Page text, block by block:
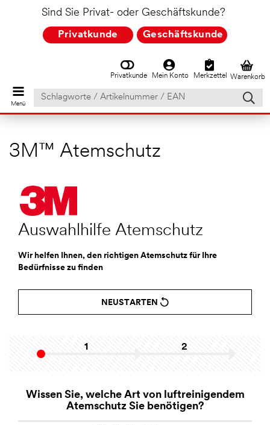
Privatkunde Mein Konto Merkzettel Warenkorb
Schlagworte
/
EAN
Sind Sie Privat- oder Geschäftskunde?
Privatkunde Geschäftskunde
3M™ Atemschutz
Auswahlhilfe Atemschutz
Wir helfen Ihnen, den richtigen Atemschutz für Ihre
Bedürfnisse zu finden
NEUSTARTEN
1 2
Wissen Sie, welche Art von luftreinigendem
Atemschutz Sie benötigen?